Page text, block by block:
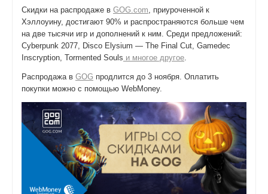
Скидки на распродаже в GOG.com, приуроченной к
Хэллоуину, достигают 90% и распространяются больше чем
на две тысячи игр и дополнений к ним. Среди предложений:
Cyberpunk 2077, Disco Elysium — The Final Cut, Gamedec
Inscryption, Tormented Souls и многое другое.
Распродажа в GOG продлится до 3 ноября. Оплатить
покупки можно с помощью WebMoney.